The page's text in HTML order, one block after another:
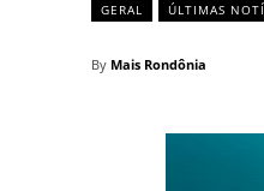
GERAL ÚLTIMAS
By Mais Rondônia